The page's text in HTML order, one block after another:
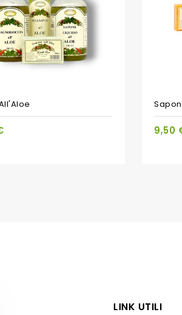
9,50
LINK UTILI